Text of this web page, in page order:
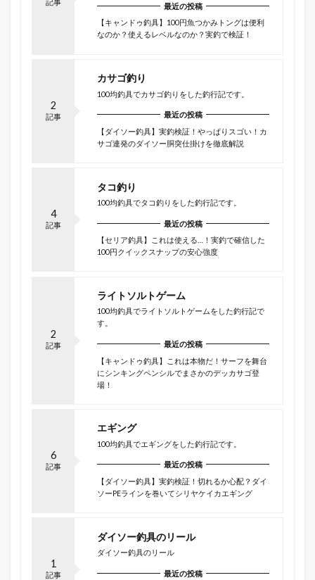
最近の投稿
【キャンドゥ釣具】100円魚つかみトングは便利
なのか？使えるレベルなのか？実釣で検証！
2
記事
カサゴ釣り
100均釣具でカサゴ釣りをした釣行記です。
最近の投稿
【ダイソー釣具】実釣検証！やっぱりスゴい！カ
サゴ連発のダイソー胴突仕掛けを徹底解説
4
記事
タコ釣り
100均釣具でタコ釣りをした釣行記です。
最近の投稿
【セリア釣具】これは使える…！実釣で確信した
100円クイックスナップの安心強度
2
記事
ライトソルトゲーム
100均釣具でライトソルトゲームをした釣行記で
す。
最近の投稿
【キャンドゥ釣具】これは本物だ！サーフを舞台
にシンキングペンシルでまさかのデッカサゴ登
場！
6
記事
エギング
100均釣具でエギングをした釣行記です。
最近の投稿
【ダイソー釣具】実釣検証！切れるか心配？ダイ
ソーPEラインを巻いてシリヤケイカエギング
1
記事
ダイソー釣具のリール
ダイソー釣具のリール
最近の投稿